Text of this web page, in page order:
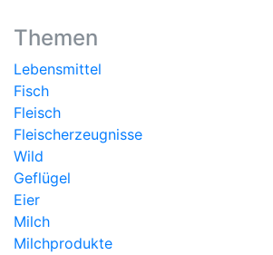
Themen
Lebensmittel
Fisch
Fleisch
Fleischerzeugnisse
Wild
Geflügel
Eier
Milch
Milchprodukte